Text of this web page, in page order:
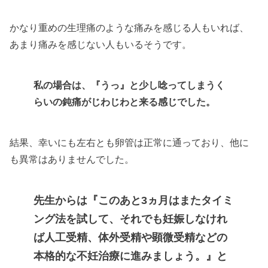
かなり重めの生理痛のような痛みを感じる人もいれば、
あまり痛みを感じない人もいるそうです。
私の場合は、『うっ』と少し唸ってしまうく
らいの鈍痛がじわじわと来る感じでした。
結果、幸いにも左右とも卵管は正常に通っており、他に
も異常はありませんでした。
先生からは『このあと3ヵ月はまたタイミ
ング法を試して、それでも妊娠しなけれ
ば人工受精、体外受精や顕微受精などの
本格的な不妊治療に進みましょう。』と